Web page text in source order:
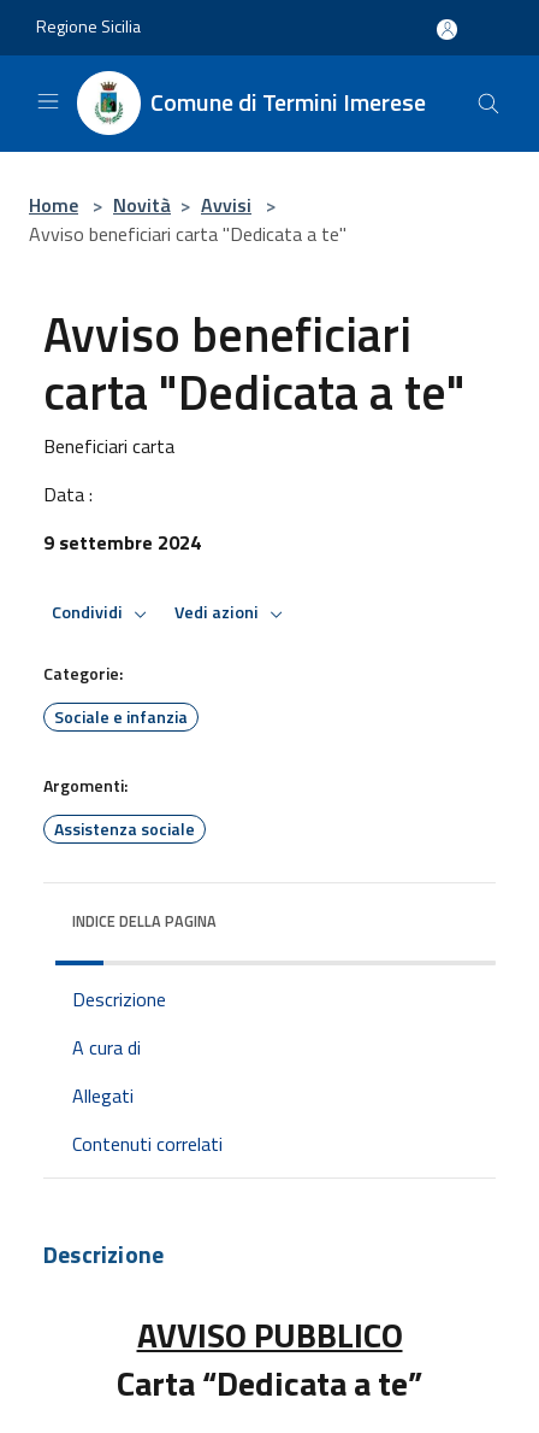
Regione Sicilia
Comune di Termini Imerese
Home > Novità > Avvisi >
Avviso beneficiari carta "Dedicata a te"
Avviso beneficiari
carta "Dedicata a te"
Beneficiari carta
Data :
9 settembre 2024
Condividi Vedi azioni
Categorie:
Sociale e infanzia
Argomenti:
Assistenza sociale
INDICE DELLA PAGINA
Descrizione
A cura di
Allegati
Contenuti correlati
Descrizione
AVVISO PUBBLICO
Carta “Dedicata a te”